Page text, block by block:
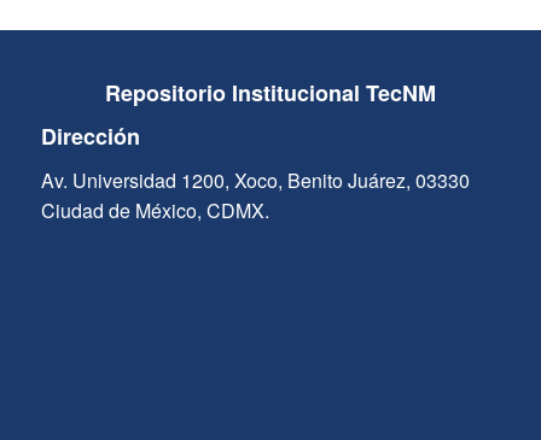
Repositorio Institucional TecNM
Dirección
Av. Universidad 1200, Xoco, Benito Juárez, 03330
Ciudad de México, CDMX.